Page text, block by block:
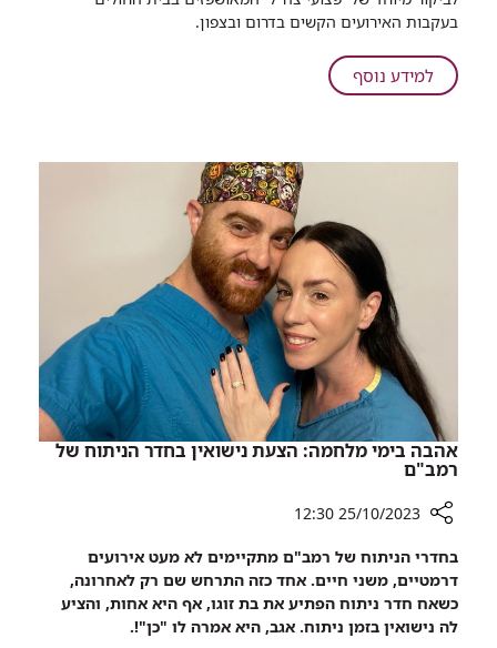
בילדים.
מהיום
של
טיפול
דוברות
רמב"ם:
תותח
בעקבות האירועים הקשים בדרום ובצפון.
למידע נוסףעל
דוברות
למגרש.
אהבה בימי מלחמה: הצעת נישואין בחדר הניתוח של
רמב"ם
שיתוף
אהבה
בימי
מלחמה:
25/10/2023 12:30
בחדרי הניתוח של רמב"ם מתקיימים לא מעט אירועים
דרמטיים, משני חיים. אחד כזה התרחש שם רק לאחרונה,
כשאח חדר ניתוח הפתיע את בת זוגו, אף היא אחות, והציע
לה נישואין בזמן ניתוח. אגב, היא אמרה לו "כן"!.